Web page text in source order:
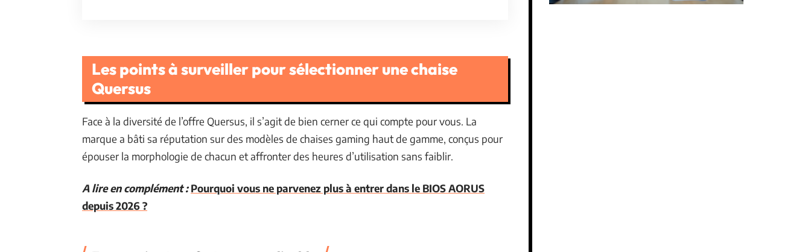
Les points à surveiller pour sélectionner une chaise
Quersus
Face à la diversité de l’offre Quersus, il s’agit de bien cerner ce qui compte pour vous. La
marque a bâti sa réputation sur des modèles de chaises gaming haut de gamme, conçus pour
épouser la morphologie de chacun et affronter des heures d’utilisation sans faiblir.
A lire en complément : Pourquoi vous ne parvenez plus à entrer dans le BIOS AORUS
depuis 2026 ?